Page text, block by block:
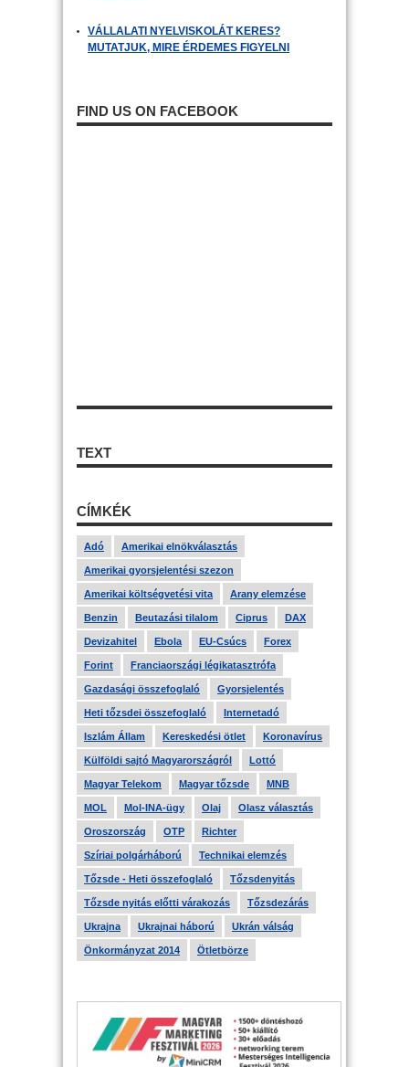
VÁLLALATI NYELVISKOLÁT KERES?
MUTATJUK, MIRE ÉRDEMES FIGYELNI
FIND US ON FACEBOOK
TEXT
CÍMKÉK
Adó Amerikai elnökválasztás
Amerikai gyorsjelentési szezon
Amerikai költségvetési vita Arany elemzése
Benzin Beutazási tilalom Ciprus DAX
Devizahitel Ebola EU-Csúcs Forex
Forint Franciaországi légikatasztrófa
Gazdasági összefoglaló Gyorsjelentés
Heti tőzsdei összefoglaló Internetadó
Iszlám Állam Kereskedési ötlet Koronavírus
Külföldi sajtó Magyarországról Lottó
Magyar Telekom Magyar tőzsde MNB
MOL Mol-INA-ügy Olaj Olasz választás
Oroszország OTP Richter
Szíriai polgárháború Technikai elemzés
Tőzsde - Heti összefoglaló Tőzsdenyitás
Tőzsde nyitás előtti várakozás Tőzsdezárás
Ukrajna Ukrajnai háború Ukrán válság
Önkormányzat 2014 Ötletbörze